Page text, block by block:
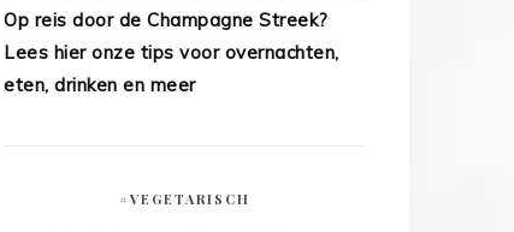
Op reis door de Champagne Streek?
Lees hier onze tips voor overnachten,
eten, drinken en meer
#VEGETARISCH